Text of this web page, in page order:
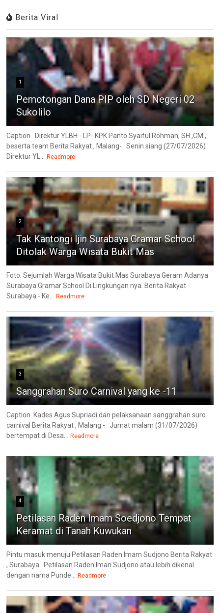
Berita Viral
1
Pemotongan Dana PIP oleh SD Negeri 02
Sukolilo
Caption. Direktur YLBH - LP- KPK Panto Syaiful Rohman, SH.,CM.,
beserta team Berita Rakyat , Malang- Senin siang (27/07/2026)
Direktur YL...
Readmore
2
Tak Kantongi Ijin Surabaya Gramar School
Ditolak Warga Wisata Bukit Mas
Foto: Sejumlah Warga Wisata Bukit Mas Surabaya Geram Adanya
Surabaya Gramar School Di Lingkungan nya. Berita Rakyat
Surabaya - Ke...
Readmore
3
Sanggrahan Suro Carnival yang ke -11
Caption. Kades Agus Supriadi dan pelaksanaan sanggrahan suro
carnival Berita Rakyat , Malang - Jumat malam (31/07/2026)
bertempat di Desa...
Readmore
4
Petilasan Raden Imam Soedjono Tempat
Keramat di Tanah Kuwukan
Pintu masuk menuju Petilasan Raden Imam Sudjono Berita Rakyat
, Surabaya. Petilasan Raden Iman Sudjono atau lebih dikenal
dengan nama Punde...
Readmore